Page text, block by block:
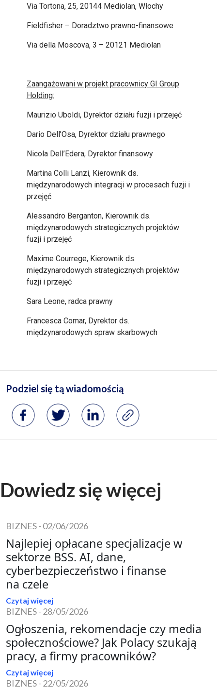
Via Tortona, 25, 20144 Mediolan, Włochy
Fieldfisher – Doradztwo prawno-finansowe
Via della Moscova, 3 – 20121 Mediolan
Zaangażowani w projekt pracownicy GI Group
Holding:
Maurizio Uboldi, Dyrektor działu fuzji i przejęć
Dario Dell’Osa, Dyrektor działu prawnego
Nicola Dell’Edera, Dyrektor finansowy
Martina Colli Lanzi, Kierownik ds.
międzynarodowych integracji w procesach fuzji i
przejęć
Alessandro Berganton, Kierownik ds.
międzynarodowych strategicznych projektów
fuzji i przejęć
Maxime Courrege, Kierownik ds.
międzynarodowych strategicznych projektów
fuzji i przejęć
Sara Leone, radca prawny
Francesca Comar, Dyrektor ds.
międzynarodowych spraw skarbowych
Dowiedz się więcej
BIZNES- 02/06/2026
Najlepiej opłacane specjalizacje w
sektorze BSS. AI, dane,
cyberbezpieczeństwo i finanse
na czele
Czytaj więcej
BIZNES- 28/05/2026
Ogłoszenia, rekomendacje czy media
społecznościowe? Jak Polacy szukają
pracy, a firmy pracowników?
Czytaj więcej
BIZNES- 22/05/2026